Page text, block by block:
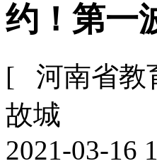
约！第一
[ 河南省教
故城
2021-03-16